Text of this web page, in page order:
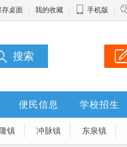
存桌面 我的收藏 手机版
便民信息 学校招生
镇 冲脉镇 东泉镇